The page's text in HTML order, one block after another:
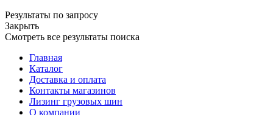
Результаты по запросу
Закрыть
Смотреть все результаты поиска
Главная
Каталог
Доставка и оплата
Контакты магазинов
Лизинг грузовых шин
О компании